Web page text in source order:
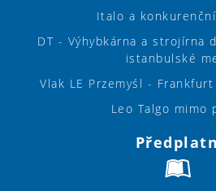
Italo a
DT - Výhybkárna a strojírna
istanbulské
Vlak LE Przemyśl -
Leo Talgo mimo